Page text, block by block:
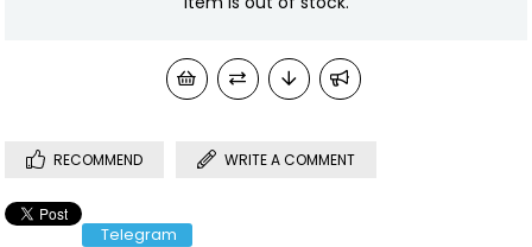
RECOMMEND WRITE A COMMENT
Telegram